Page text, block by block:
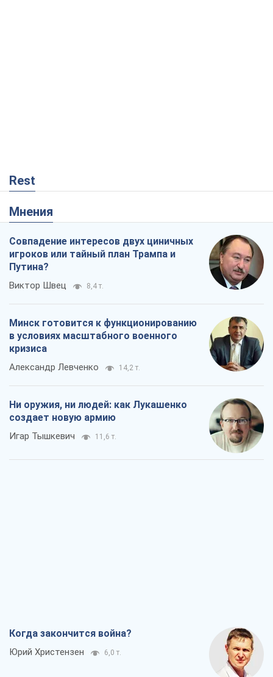
Rest
Мнения
Совпадение интересов двух циничных
игроков или тайный план Трампа и
Путина?
Виктор Швец 8,4 т.
Минск готовится к функционированию
в условиях масштабного военного
кризиса
Александр Левченко 14,2 т.
Ни оружия, ни людей: как Лукашенко
создает новую армию
Игар Тышкевич 11,6 т.
Когда закончится война?
Юрий Христензен 6,0 т.